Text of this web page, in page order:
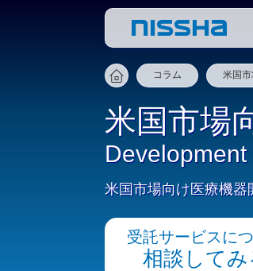
コラム 米国
米国市場
米国市場向け医療機器
受託サービスに
相談してみ